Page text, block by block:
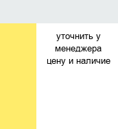
уточнить у
менеджера
цену и наличие